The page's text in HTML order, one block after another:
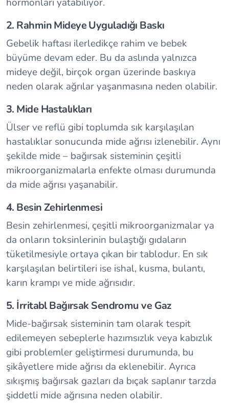
2. Rahmin Mideye Uyguladığı Baskı
Gebelik haftası ilerledikçe rahim ve bebek
büyüme devam eder. Bu da aslında yalnızca
mideye değil, birçok organ üzerinde baskıya
neden olarak ağrılar yaşanmasına neden olabilir.
3. Mide Hastalıkları
Ülser ve reflü gibi toplumda sık karşılaşılan
hastalıklar sonucunda mide ağrısı izlenebilir. Aynı
şekilde mide – bağırsak sisteminin çeşitli
mikroorganizmalarla enfekte olması durumunda
da mide ağrısı yaşanabilir.
4. Besin Zehirlenmesi
Besin zehirlenmesi, çeşitli mikroorganizmalar ya
da onların toksinlerinin bulaştığı gıdaların
tüketilmesiyle ortaya çıkan bir tablodur. En sık
karşılaşılan belirtileri ise ishal, kusma, bulantı,
karın krampı ve mide ağrısıdır.
5. İrritabl Bağırsak Sendromu ve Gaz
Mide-bağırsak sisteminin tam olarak tespit
edilemeyen sebeplerle hazımsızlık veya kabızlık
gibi problemler geliştirmesi durumunda, bu
şikâyetlere mide ağrısı da eklenebilir. Ayrıca
sıkışmış bağırsak gazları da bıçak saplanır tarzda
şiddetli mide ağrısına neden olabilir.